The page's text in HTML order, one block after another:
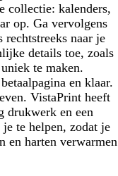
collectie: kalenders,
op. Ga vervolgens
naar je
details toe, zoals
te maken.
en klaar.
VistaPrint heeft
drukwerk en een
te helpen, zodat je
en harten verwarmen